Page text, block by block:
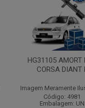
HG31105 AMORT
CORSA DIANT
Imagem Meramente
Código: 4981
Embalagem: UN